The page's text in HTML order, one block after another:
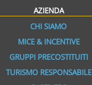
AZIENDA
CHI SIAMO
MICE & INCENTIVE
GRUPPI PRECOSTITUITI
TURISMO RESPONSABILE